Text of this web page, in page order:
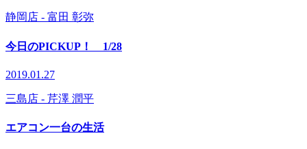
静岡店 - 富田 彰弥
今日のPICKUP！ 1/28
2019.01.27
三島店 - 芹澤 潤平
エアコン一台の生活